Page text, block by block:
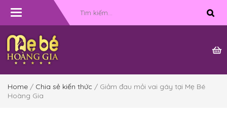
Toggle
Home / Chia sẻ kiến thức / Giảm đau mỏi vai gáy tại Mẹ Bé
Hoàng Gia